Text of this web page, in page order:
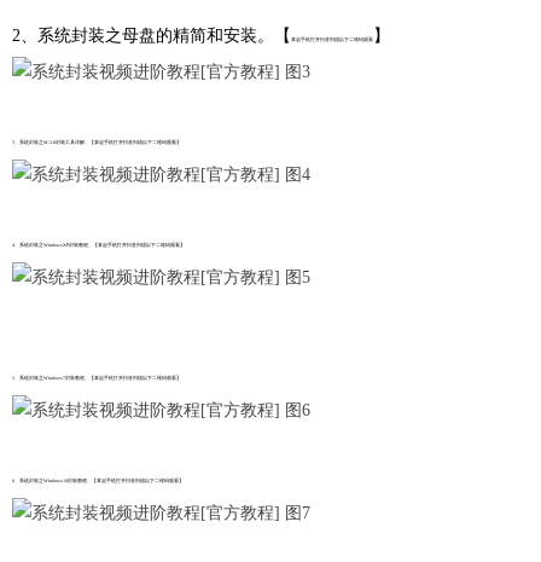
2、系统封装之母盘的精简和安装。【 拿起手机打开抖音扫描以下二维码观看 】
3、系统封装之SC3.0封装工具详解。【拿起手机打开抖音扫描以下二维码观看】
4、系统封装之WindowsXP封装教程。【拿起手机打开抖音扫描以下二维码观看】
5、系统封装之Windows7封装教程。【拿起手机打开抖音扫描以下二维码观看】
6、系统封装之Windows10封装教程。 【拿起手机打开抖音扫描以下二维码观看】